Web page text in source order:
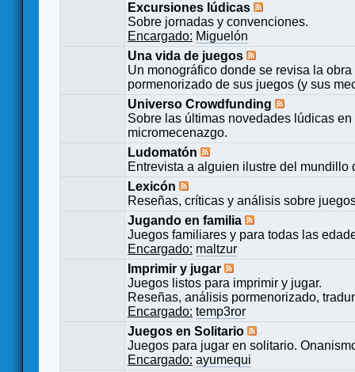
Excursiones lúdicas
Sobre jornadas y convenciones.
Encargado: Miguelón
Una vida de juegos
Un monográfico donde se revisa la
pormenorizado de sus juegos (y sus
Universo Crowdfunding
Sobre las últimas novedades lúdicas
micromecenazgo.
Ludomatón
Entrevista a alguien ilustre del mundillo
Lexicón
Reseñas, críticas y análisis sobre
Jugando en familia
Juegos familiares y para todas las
Encargado: maltzur
Imprimir y jugar
Juegos listos para imprimir y jugar.
Reseñas, análisis pormenorizado,
Encargado: temp3ror
Juegos en Solitario
Juegos para jugar en solitario.
Encargado: ayumequi